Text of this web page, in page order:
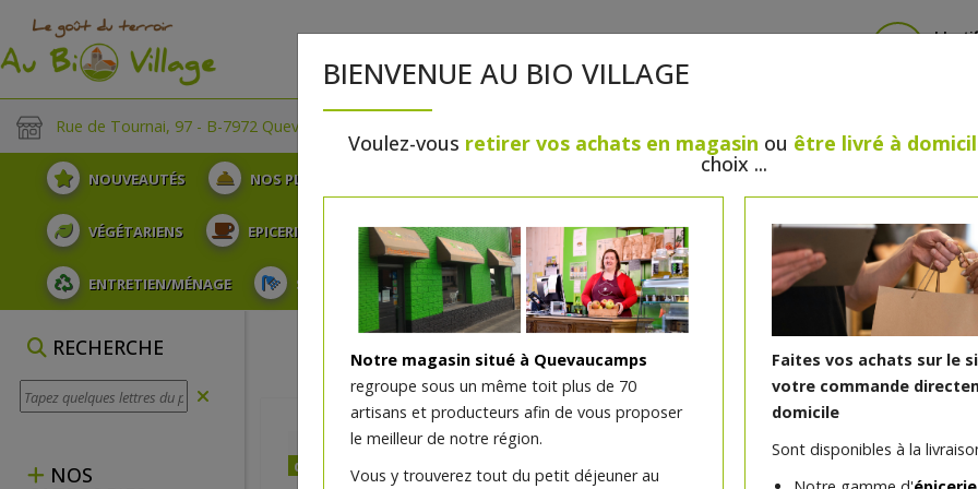
Rue de Tournai, 97 - B-7972 Quevaucamps
NOUVEAUTÉS NOS PLATEAUX
VÉGÉTARIENS EPICERIE PLATS TRAITEUR BOULANGERIE / PÂTISSERIE SANS GLUTEN, SANS
ENTRETIEN/MÉNAGE SOINS ET HYGIÈNE DU CORPS BEAUTÉ HUILES ESSENTIELLES MAISON
RECHERCHE
NOS
BIENVENUE AU BIO VILLAGE
Voulez-vous retirer vos achats en magasin ou être livré à
choix ...
Notre magasin situé à Quevaucamps
regroupe sous un même toit plus de 70
artisans et producteurs afin de vous proposer
le meilleur de notre région.
Vous y trouverez tout du petit déjeuner au
Faites vos achats sur le
votre commande
domicile
Sont disponibles à la
dès mercredi 12/08
Poivre noir moulu bio